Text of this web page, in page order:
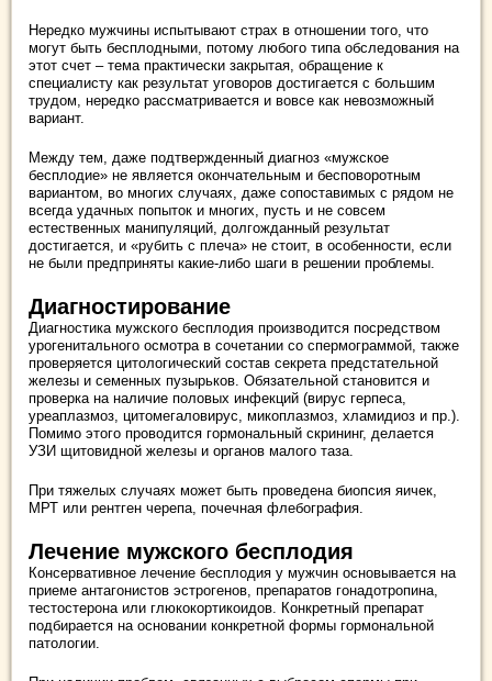
Нередко мужчины испытывают страх в отношении того, что
могут быть бесплодными, потому любого типа обследования на
этот счет – тема практически закрытая, обращение к
специалисту как результат уговоров достигается с большим
трудом, нередко рассматривается и вовсе как невозможный
вариант.
Между тем, даже подтвержденный диагноз «мужское
бесплодие» не является окончательным и бесповоротным
вариантом, во многих случаях, даже сопоставимых с рядом не
всегда удачных попыток и многих, пусть и не совсем
естественных манипуляций, долгожданный результат
достигается, и «рубить с плеча» не стоит, в особенности, если
не были предприняты какие-либо шаги в решении проблемы.
Диагностирование
Диагностика мужского бесплодия производится посредством
урогенитального осмотра в сочетании со спермограммой, также
проверяется цитологический состав секрета предстательной
железы и семенных пузырьков. Обязательной становится и
проверка на наличие половых инфекций (вирус герпеса,
уреаплазмоз, цитомегаловирус, микоплазмоз, хламидиоз и пр.).
Помимо этого проводится гормональный скрининг, делается
УЗИ щитовидной железы и органов малого таза.
При тяжелых случаях может быть проведена биопсия яичек,
МРТ или рентген черепа, почечная флебография.
Лечение мужского бесплодия
Консервативное лечение бесплодия у мужчин основывается на
приеме антагонистов эстрогенов, препаратов гонадотропина,
тестостерона или глюкокортикоидов. Конкретный препарат
подбирается на основании конкретной формы гормональной
патологии.